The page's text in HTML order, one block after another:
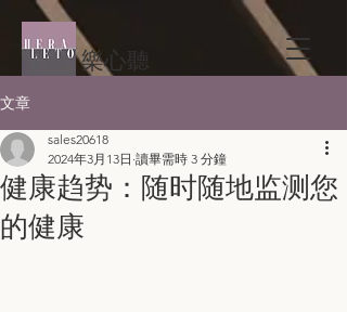
樂心聽
文章
健康趋势：随时随地监测您
的健康
sales20618
2024年3月13日 讀畢需時 3 分鐘